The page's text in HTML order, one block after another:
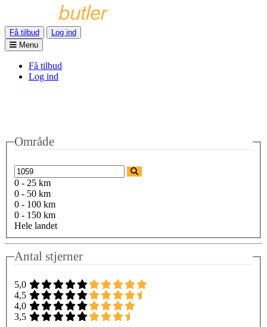
Få tilbud
Log ind
Menu
Få tilbud
Log ind
Område
0 - 25 km
0 - 50 km
0 - 100 km
0 - 150 km
Hele landet
Antal stjerner
5,0
4,5
4,0
3,5